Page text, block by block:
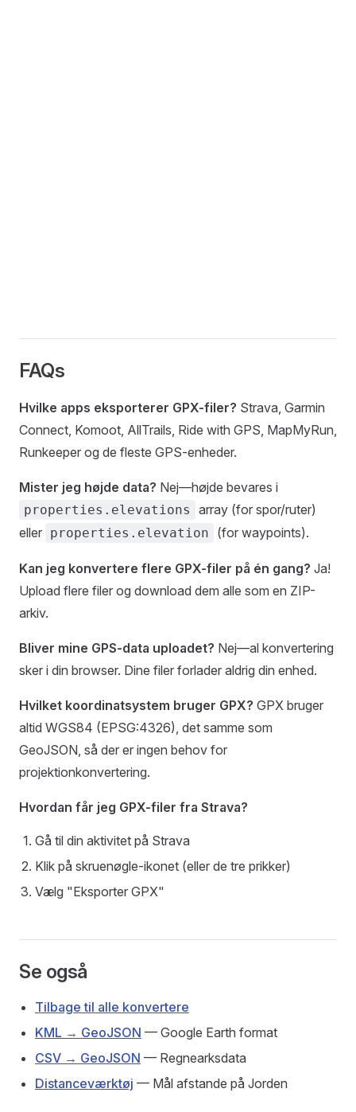
FAQs
Hvilke apps eksporterer GPX-filer? Strava, Garmin
Connect, Komoot, AllTrails, Ride with GPS, MapMyRun,
Runkeeper og de fleste GPS-enheder.
Mister jeg højde data? Nej—højde bevares i
properties.elevations
array (for spor/ruter)
eller properties.elevation (for waypoints).
Kan jeg konvertere flere GPX-filer på én gang? Ja!
Upload flere filer og download dem alle som en ZIP-
arkiv.
Bliver mine GPS-data uploadet? Nej—al konvertering
sker i din browser. Dine filer forlader aldrig din enhed.
Hvilket koordinatsystem bruger GPX? GPX bruger
altid WGS84 (EPSG:4326), det samme som
GeoJSON, så der er ingen behov for
projektionkonvertering.
Hvordan får jeg GPX-filer fra Strava?
Gå til din aktivitet på Strava
Klik på skruenøgle-ikonet (eller de tre prikker)
Vælg "Eksporter GPX"
Se også
Tilbage til alle konvertere
KML → GeoJSON — Google Earth format
CSV → GeoJSON — Regnearksdata
Distanceværktøj — Mål afstande på Jorden